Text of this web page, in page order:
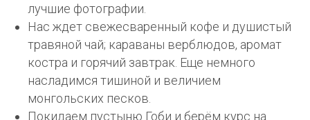
лучшие фотографии.
Нас ждет свежесваренный кофе и душистый
травяной чай; караваны верблюдов, аромат
костра и горячий завтрак. Еще немного
насладимся тишиной и величием
монгольских песков.
Покидаем пустыню Гоби и берём курс на